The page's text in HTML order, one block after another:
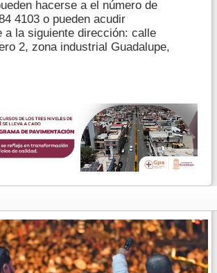
hacerse a el número de
4103 o pueden acudir
a la siguiente dirección: calle
2, zona industrial Guadalupe,